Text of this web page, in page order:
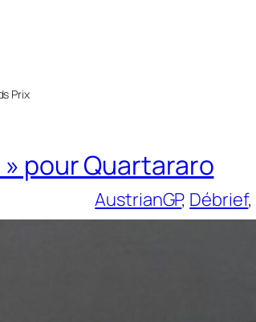
Prix
pour Quartararo
AustrianGP, Débrief,